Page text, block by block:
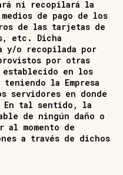
ni recopilará la
de pago de los
de las tarjetas de
etc. Dicha
y/o recopilada por
por otras
establecido en los
la Empresa
servidores en donde
En tal sentido, la
de ningún daño o
momento de
a través de dichos